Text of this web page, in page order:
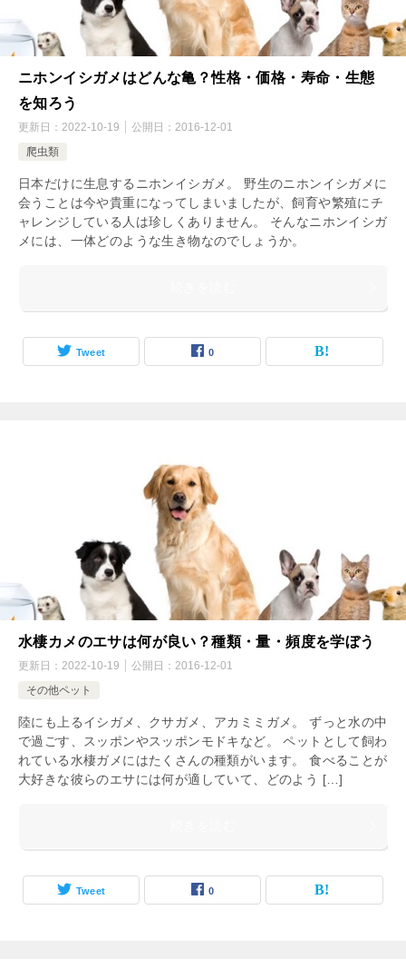
ニホンイシガメはどんな亀？性格・価格・寿命・生態
を知ろう
更新日： 2022-10-19 公開日： 2016-12-01
爬虫類
日本だけに生息するニホンイシガメ。 野生のニホンイシガメに
会うことは今や貴重になってしまいましたが、飼育や繁殖にチ
ャレンジしている人は珍しくありません。 そんなニホンイシガ
メには、一体どのような生き物なのでしょうか。
Tweet 0
水棲カメのエサは何が良い？種類・量・頻度を学ぼう
更新日： 2022-10-19 公開日： 2016-12-01
その他ペット
陸にも上るイシガメ、クサガメ、アカミミガメ。 ずっと水の中
で過ごす、スッポンやスッポンモドキなど。 ペットとして飼わ
れている水棲ガメにはたくさんの種類がいます。 食べることが
大好きな彼らのエサには何が適していて、どのよう […]
Tweet 0